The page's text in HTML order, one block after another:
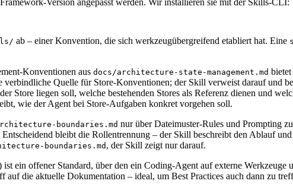
Version angepasst werden. Wir installieren sie mit der Skills-CLI:
ab – einer Konvention, die sich werkzeugübergreifend etabliert hat. Eine
Konventionen aus docs/architecture-state-management.md
verbindliche Quelle für Store-Konventionen; der Skill verweist darauf und
Store liegen soll, welche bestehenden Stores als Referenz dienen und
wie der Agent bei Store-Aufgaben konkret vorgehen soll.
boundaries.md nur über Dateimuster-Rules und Prompting
bleibt die Rollentrennung – der Skill beschreibt den Ablauf
boundaries.md , der Skill zeigt nur darauf.
ein offener Standard, über den ein Coding-Agent auf externe Werkzeuge
die aktuelle Dokumentation – ideal, um Best Practices auch dann zu